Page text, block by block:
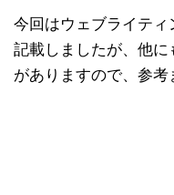
今回はウェブライテ
記載しましたが、他に
がありますので、参考